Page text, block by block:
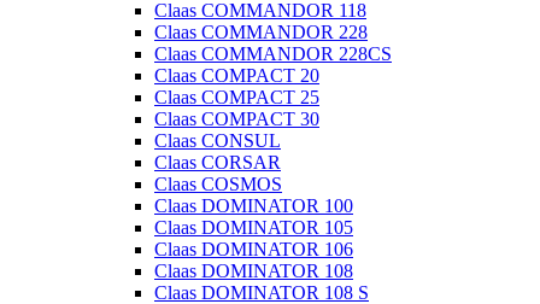
Claas COMMANDOR 118
Claas COMMANDOR 228
Claas COMMANDOR 228CS
Claas COMPACT 20
Claas COMPACT 25
Claas COMPACT 30
Claas CONSUL
Claas CORSAR
Claas COSMOS
Claas DOMINATOR 100
Claas DOMINATOR 105
Claas DOMINATOR 106
Claas DOMINATOR 108
Claas DOMINATOR 108 S